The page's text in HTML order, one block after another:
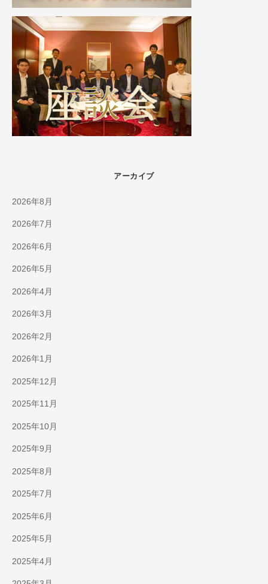
アーカイブ
2026年8月
2026年7月
2026年6月
2026年5月
2026年4月
2026年3月
2026年2月
2026年1月
2025年12月
2025年11月
2025年10月
2025年9月
2025年8月
2025年7月
2025年6月
2025年5月
2025年4月